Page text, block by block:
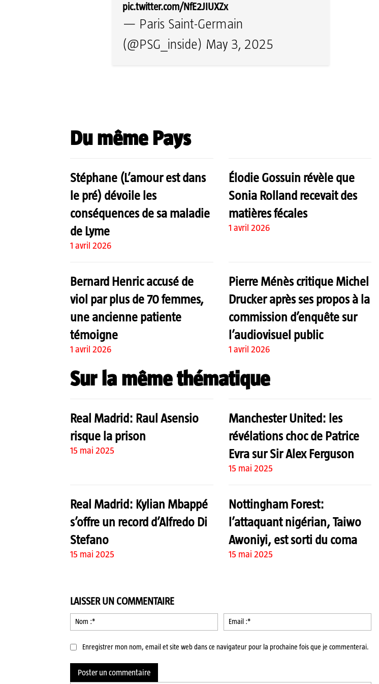
pic.twitter.com/NfE2JIUXZx
— Paris Saint-Germain
(@PSG_inside) May 3, 2025
Du même Pays
Stéphane (L’amour est dans
le pré) dévoile les
conséquences de sa maladie
de Lyme
1 avril 2026
Élodie Gossuin révèle que
Sonia Rolland recevait des
matières fécales
1 avril 2026
Bernard Henric accusé de
viol par plus de 70 femmes,
une ancienne patiente
témoigne
1 avril 2026
Pierre Ménès critique Michel
Drucker après ses propos à la
commission d’enquête sur
l’audiovisuel public
1 avril 2026
Sur la même thématique
Real Madrid: Raul Asensio
risque la prison
15 mai 2025
Manchester United: les
révélations choc de Patrice
Evra sur Sir Alex Ferguson
15 mai 2025
Real Madrid: Kylian Mbappé
s’offre un record d’Alfredo Di
Stefano
15 mai 2025
Nottingham Forest:
l’attaquant nigérian, Taiwo
Awoniyi, est sorti du coma
15 mai 2025
LAISSER UN COMMENTAIRE
Nom
:*
:*
Enregistrer mon nom, email et site web dans ce navigateur pour la prochaine fois que je commenterai.